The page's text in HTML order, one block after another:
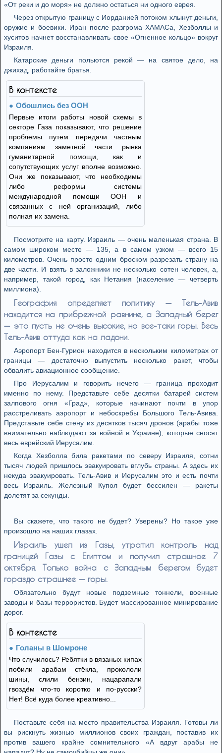
«От реки и до моря» не должно остаться ни одного еврея.
Через открытую границу с Иорданией потоком хлынут деньги,
оружие и боевики. Иран после разгрома ХАМАСа, Хезболлы и
хуситов начнет восстанавливать свое «Огненное кольцо» вокруг
Израиля.
Катарские деньги польются рекой — на святое дело, на
джихад, работайте братья.
В контексте
Обошлись без ООН
Первые итоги работы новой схемы в
секторе Газа показывают, что решение
проблемы путем передачи частным
компаниям заметной части рынка
гуманитарной помощи, как и
сопутствующих услуг вполне возможно.
Они же показывают, что необходимы
либо реформы системы
международной помощи ООН и
связанных с ней организаций, либо
полная их замена.
Посмотрите на карту. Израиль — очень маленькая страна. В
самом широком месте — 135, а в самом узком — всего 15
километров. Очень просто одним броском разрезать страну на
две части. И взять в заложники не несколько сотен человек, а,
например, такой город, как Нетания (население — четверть
миллиона).
География определяет политику — Тель-Авив
находится на прибрежной равнине, а Западный берег
— это пусть не очень высокие, но все-таки горы. Весь
Тель-Авив оттуда как на ладони.
Аэропорт Бен-Гурион находится в нескольким километрах от
границы — достаточно выпустить несколько ракет, чтобы
обвалить авиационное сообщение.
Про Иерусалим и говорить нечего — граница проходит
именно по нему. Представьте себе десятки батарей систем
залпового огня «Град», которые начинают почти в упор
расстреливать аэропорт и небоскребы Большого Тель-Авива.
Представьте себе стену из десятков тысяч дронов (арабы тоже
внимательно наблюдают за войной в Украине), которые сносят
весь еврейский Иерусалим.
Когда Хезболла била ракетами по северу Израиля, сотни
тысяч людей пришлось эвакуировать вглубь страны. А здесь их
некуда эвакуировать. Тель-Авив и Иерусалим это и есть почти
весь Израиль. Железный Купол будет бессилен — ракеты
долетят за секунды.
Вы скажете, что такого не будет? Уверены? Но такое уже
произошло на наших глазах.
Израиль ушел из Газы, утратил контроль над
границей Газы с Египтом и получил страшное 7
октября. Только война с Западным берегом будет
гораздо страшнее — горы.
Обязательно будут новые подземные тоннели, военные
заводы и базы террористов. Будет массированное минирование
дорог.
В контексте
Голаны в Шомроне
Что случилось? Ребятки в вязаных кипах
побили арабам стёкла, прокололи
шины, слили бензин, нацарапали
гвоздём что-то коротко и по-русски?
Нет! Всё куда более креативно...
Поставьте себя на место правительства Израиля. Готовы ли
вы рискнуть жизнью миллионов своих граждан, поставив их
против вашего крайне сомнительного «А вдруг арабы не